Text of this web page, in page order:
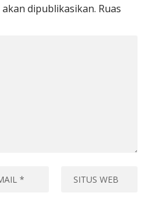
dipublikasikan. Ruas